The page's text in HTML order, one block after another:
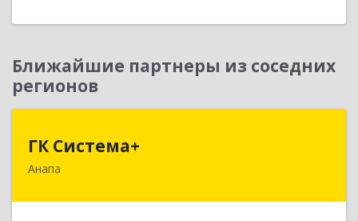
Ближайшие партнеры из соседних
регионов
ГК Система+
Анапа353450, Краснодарский край, Анапский р-н,